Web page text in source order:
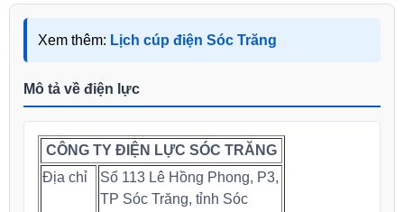
Xem thêm: Lịch cúp điện Sóc Trăng
Mô tả về điện lực
CÔNG TY ĐIỆN LỰC SÓC TRĂNG
Địa chỉ
Số 113 Lê Hồng Phong, P3,
TP Sóc Trăng, tỉnh Sóc